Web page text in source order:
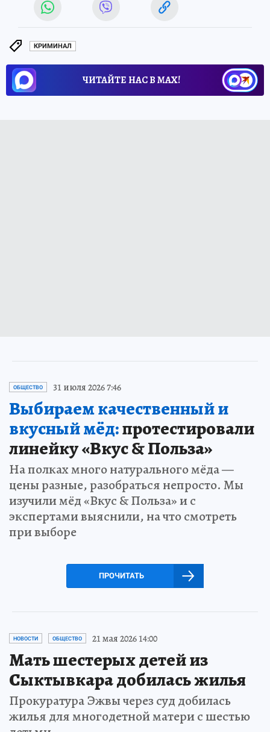
КРИМИНАЛ
ЧИТАЙТЕ НАС В МАХ!
ОБЩЕСТВО 31 июля 2026 7:46
Выбираем качественный и
вкусный мёд:протестировали
линейку «Вкус & Польза»
На полках много натурального мёда —
цены разные, разобраться непросто. Мы
изучили мёд «Вкус & Польза» и с
экспертами выяснили, на что смотреть
при выборе
ПРОЧИТАТЬ
НОВОСТИ ОБЩЕСТВО 21 мая 2026 14:00
Мать шестерых детей из
Сыктывкара добилась жилья
Прокуратура Эжвы через суд добилась
жилья для многодетной матери с шестью